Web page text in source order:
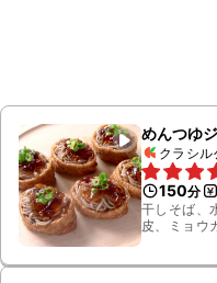
めんつゆ
クラシル
150分
干しそば、
皮、ミョウ